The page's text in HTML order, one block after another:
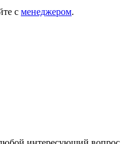
с менеджером.